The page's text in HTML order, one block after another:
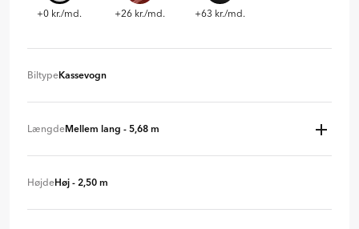
+0 kr./md. +26 kr./md. +63 kr./md.
BiltypeKassevogn
LængdeMellem lang - 5,68 m
Mellem lang (5,68 m) + 0 kr
HøjdeHøj - 2,50 m